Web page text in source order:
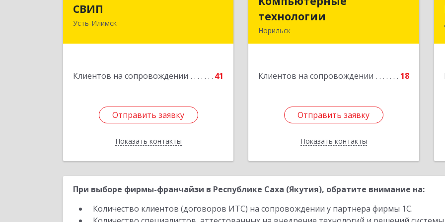
СВИП
Усть-Илимск
Клиентов на сопровождении 41
Отправить заявку
Показать контакты
666685, Иркутская обл, Усть-Илимск г,
Отправить заявку
Назад
технологии
Норильск
Клиентов на сопровождении 18
Отправить заявку
Показать контакты
Подробнее
Отправить заявку
Назад
При выборе фирмы-франчайзи в Республике Саха (Якутия), обратите внимание на:
Количество клиентов (договоров ИТС) на сопровождении у партнера фирмы 1С.